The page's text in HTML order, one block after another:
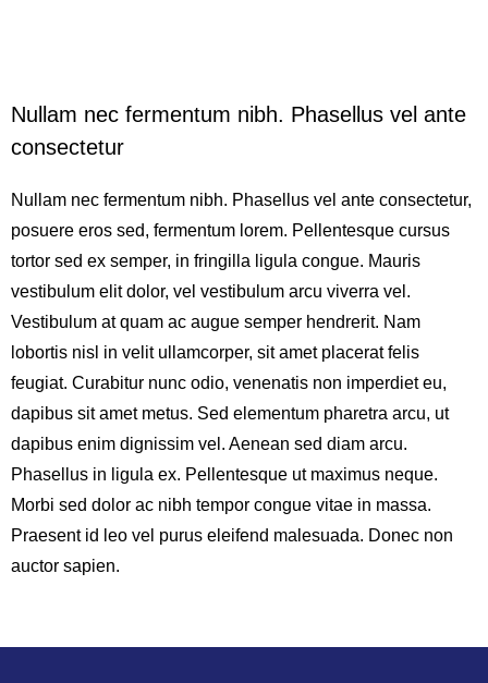
Nullam nec fermentum nibh. Phasellus vel ante
consectetur
Nullam nec fermentum nibh. Phasellus vel ante consectetur,
posuere eros sed, fermentum lorem. Pellentesque cursus
tortor sed ex semper, in fringilla ligula congue. Mauris
vestibulum elit dolor, vel vestibulum arcu viverra vel.
Vestibulum at quam ac augue semper hendrerit. Nam
lobortis nisl in velit ullamcorper, sit amet placerat felis
feugiat. Curabitur nunc odio, venenatis non imperdiet eu,
dapibus sit amet metus. Sed elementum pharetra arcu, ut
dapibus enim dignissim vel. Aenean sed diam arcu.
Phasellus in ligula ex. Pellentesque ut maximus neque.
Morbi sed dolor ac nibh tempor congue vitae in massa.
Praesent id leo vel purus eleifend malesuada. Donec non
auctor sapien.